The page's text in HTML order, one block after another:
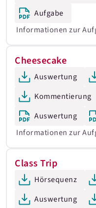
Aufgabe
Informationen zur
Cheesecake
Auswertung
Kommentierung
Auswertung
Informationen zur
Class Trip
Hörsequenz
Auswertung